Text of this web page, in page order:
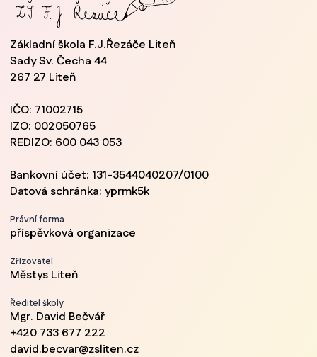
Základní škola F.J.Řezáče Liteň
Sady Sv. Čecha 44
267 27 Liteň
IČO: 71002715
IZO: 002050765
REDIZO: 600 043 053
Bankovní účet: 131-3544040207/0100
Datová schránka: yprmk5k
Právní forma
příspěvková organizace
Zřizovatel
Městys Liteň
Ředitel školy
Mgr. David Bečvář
+420 733 677 222
david.becvar@zsliten.cz